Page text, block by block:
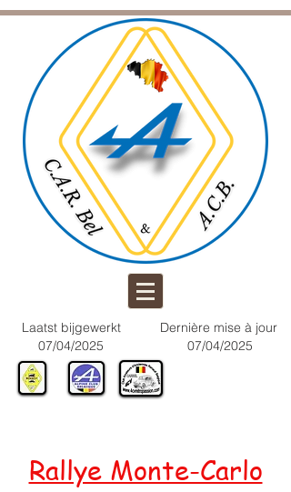
Laatst bijgewerkt
07/04/2025
Dernière mise à jour
07/04/2025
Rallye Monte-Carlo